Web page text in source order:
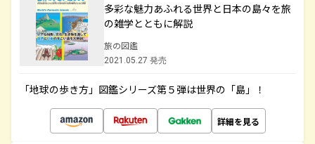
多彩な魅力あふれる世界と日本の島々を旅
の雑学とともに解説
旅の図鑑
2021.05.27 発売
「地球の歩き方」図鑑シリーズ第５弾は世界の「島」！
詳細を見る